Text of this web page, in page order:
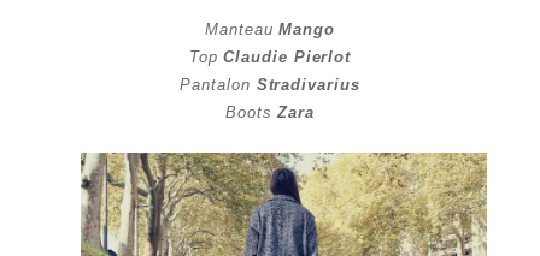
ManteauMango
TopClaudie Pierlot
Pantalon Stradivarius
BootsZara